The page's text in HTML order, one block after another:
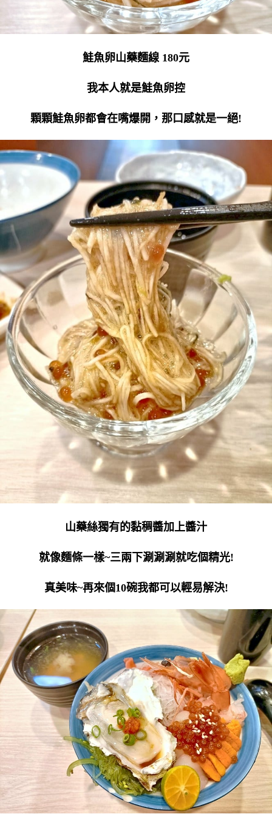
鮭魚卵山藥麵線 180元
我本人就是鮭魚卵控
顆顆鮭魚卵都會在嘴爆開，那口感就是一絕!
山藥絲獨有的黏稠醬加上醬汁
就像麵條一樣~三兩下涮涮涮就吃個精光!
真美味~再來個10碗我都可以輕易解決!